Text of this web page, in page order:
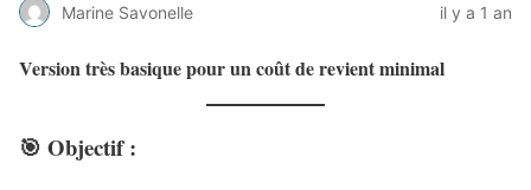
Marine Savonelle il y a 1 an
Version très basique pour un coût de revient minimal
🎯 Objectif :